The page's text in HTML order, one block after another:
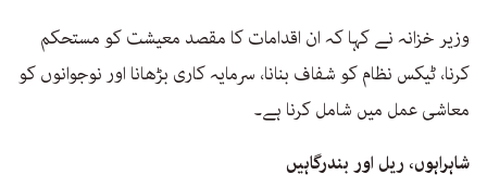
وزیر خزانہ نے کہا کہ ان اقدامات کا مقصد معیشت کو مستحکم
کرنا، ٹیکس نظام کو شفاف بنانا، سرمایہ کاری بڑھانا اور نوجوانوں کو
معاشی عمل میں شامل کرنا ہے۔
شاہراہوں، ریل اور بندرگاہیں